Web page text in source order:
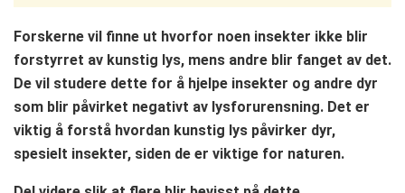
Forskerne vil finne ut hvorfor noen insekter ikke blir
forstyrret av kunstig lys, mens andre blir fanget av det.
De vil studere dette for å hjelpe insekter og andre dyr
som blir påvirket negativt av lysforurensning. Det er
viktig å forstå hvordan kunstig lys påvirker dyr,
spesielt insekter, siden de er viktige for naturen.